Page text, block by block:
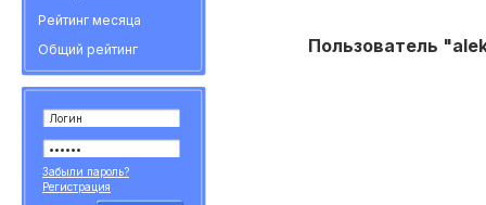
Рейтинг месяца
Общий рейтинг
Забыли пароль?
Регистрация
Пользователь